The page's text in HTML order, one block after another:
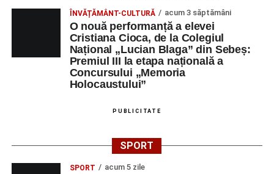
ÎNVĂȚĂMÂNT-CULTURĂ acum 3 săptămâni
O nouă performanță a elevei
Cristiana Cioca, de la Colegiul
Național „Lucian Blaga” din Sebeș:
Premiul III la etapa națională a
Concursului „Memoria
Holocaustului”
PUBLICITATE
SPORT
SPORT acum 5 zile